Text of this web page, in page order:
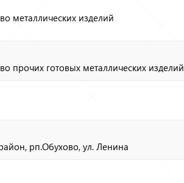
металлических изделий
прочих готовых металлических изделий
рп.Обухово, ул. Ленина